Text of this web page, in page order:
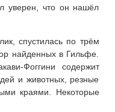
уверен, что он нашёл
спустилась по трём
найденных в Гильфе.
Фоггини содержит
и животных, резные
краями. Некоторые